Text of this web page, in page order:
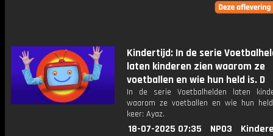
Kindertijd: In de serie
laten kinderen zien waarom ze
voetballen en wie hun held is. D
In de serie Voetbalhelden laten
waarom ze voetballen en wie hun
keer: Ayaz.
18-07-2025 07:35 NPO3